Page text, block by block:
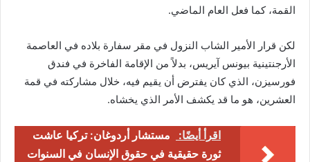
القمة، كما فعل العام الماضي.
لكن قرار الأمير الشاب النزول في مقر سفارة بلاده في العاصمة
الأرجنتينية بيونس آيريس، بدلاً من الإقامة الفاخرة في فندق
فورسيزن، الذي كان يفترض أن يقيم فيه، خلال مشاركته في قمة
العشرين، هو ما قد يكشف الأمر الذي يخشاه.
اقرأ أيضًا:
مستشار أردوغان: تركيا عاشت
ثورة حقيقية في حقوق الإنسان في السنوات